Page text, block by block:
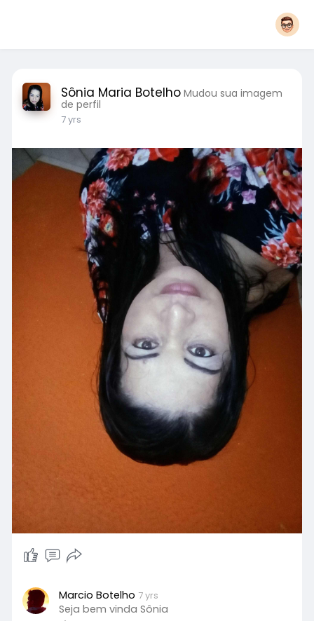
Sônia Maria Botelho Mudou sua imagem
de perfil
7 yrs
Marcio Botelho 7 yrs
Seja bem vinda Sônia